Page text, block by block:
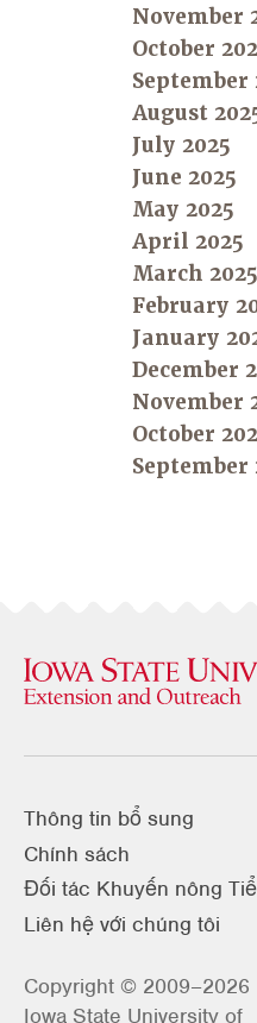
November
October
September
August
July 2025
June 2025
May 2025
April 2025
March 2025
February
January
December
November
October
September
Thông tin bổ sung
Chính sách
Đối tác Khuyến nông
Liên hệ với chúng tôi
Copyright © 2009–2026
Iowa State University of